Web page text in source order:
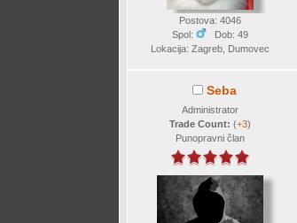
Postova: 4046
Spol:
Dob: 49
Lokacija: Zagreb, Dumovec
Seba
Administrator
Trade Count:(+3)
Punopravni član